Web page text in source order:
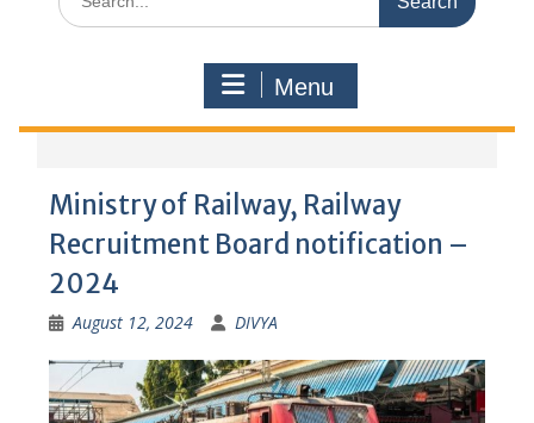
for:
Menu
Ministry of Railway, Railway
Recruitment Board notification –
2024
August 12, 2024 DIVYA